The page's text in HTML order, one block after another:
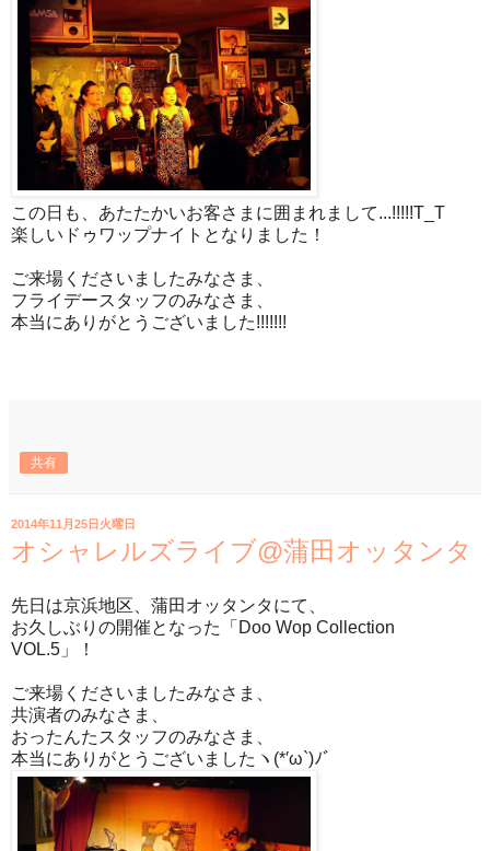
この日も、あたたかいお客さまに囲まれまして...!!!!!T_T
楽しいドゥワップナイトとなりました！
ご来場くださいましたみなさま、
フライデースタッフのみなさま、
本当にありがとうございました!!!!!!!
共有
2014年11月25日火曜日
オシャレルズライブ@蒲田オッタンタ
先日は京浜地区、蒲田オッタンタにて、
お久しぶりの開催となった「Doo Wop Collection
VOL.5」！
ご来場くださいましたみなさま、
共演者のみなさま、
おったんたスタッフのみなさま、
本当にありがとうございましたヽ(*′ω`)ﾉﾞ